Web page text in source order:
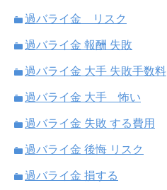
過バライ金 リスク
過バライ金 報酬 失敗
過バライ金 大手 失敗手数料
過バライ金 大手 怖い
過バライ金 失敗 する費用
過バライ金 後悔 リスク
過バライ金 損する